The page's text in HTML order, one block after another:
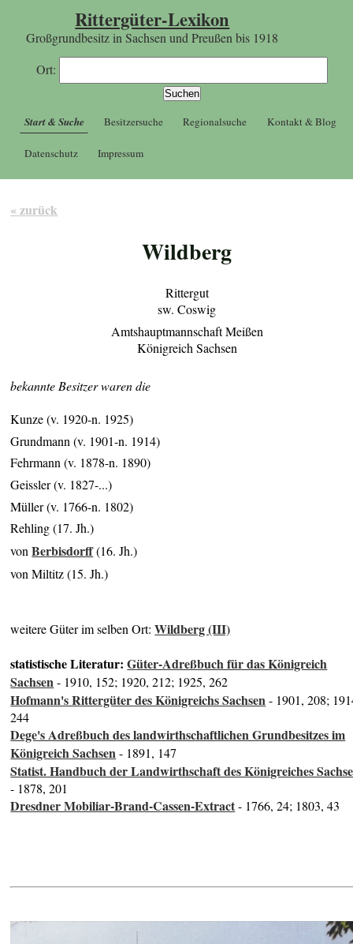
Rittergüter-Lexikon
Großgrundbesitz in Sachsen und Preußen bis 1918
Ort:
Start & Suche Besitzersuche Regionalsuche Kontakt & Blog
Datenschutz Impressum
« zurück
Wildberg
Rittergut
sw. Coswig
Amtshauptmannschaft Meißen
Königreich Sachsen
bekannte Besitzer waren die
Kunze (v. 1920-n. 1925)
Grundmann (v. 1901-n. 1914)
Fehrmann (v. 1878-n. 1890)
Geissler (v. 1827-...)
Müller (v. 1766-n. 1802)
Rehling (17. Jh.)
vonBerbisdorff(16. Jh.)
von Miltitz (15. Jh.)
weitere Güter im selben Ort:Wildberg (III)
statistische Literatur:Güter-Adreßbuch für das Königreich
Sachsen- 1910, 152; 1920, 212; 1925, 262
Hofmann's Rittergüter des Königreichs Sachsen- 1901, 208;
244
Dege's Adreßbuch des landwirthschaftlichen Grundbesitzes im
Königreich Sachsen- 1891, 147
Statist. Handbuch der Landwirthschaft des Königreiches
- 1878, 201
Dresdner Mobiliar-Brand-Cassen-Extract- 1766, 24; 1803, 43